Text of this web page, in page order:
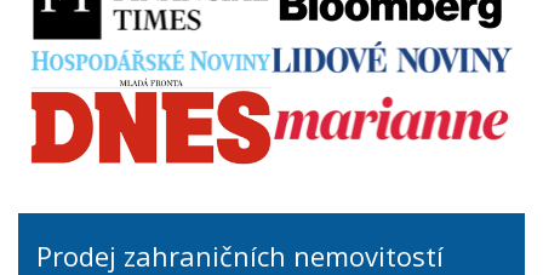
Prodej zahraničních nemovitostí